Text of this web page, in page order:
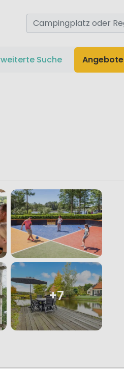
Suche Angebote
+7